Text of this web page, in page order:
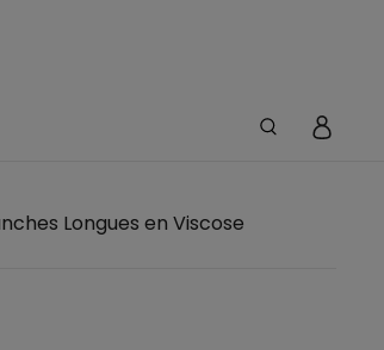
Longues en Viscose